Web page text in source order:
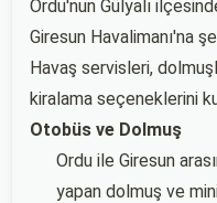
Ordu'nun Gülyalı
Giresun Havalimanı'na
Havaş servisleri,
kiralama seçeneklerini
Otobüs ve Dolmuş
Ordu ile Giresun
yapan dolmuş ve